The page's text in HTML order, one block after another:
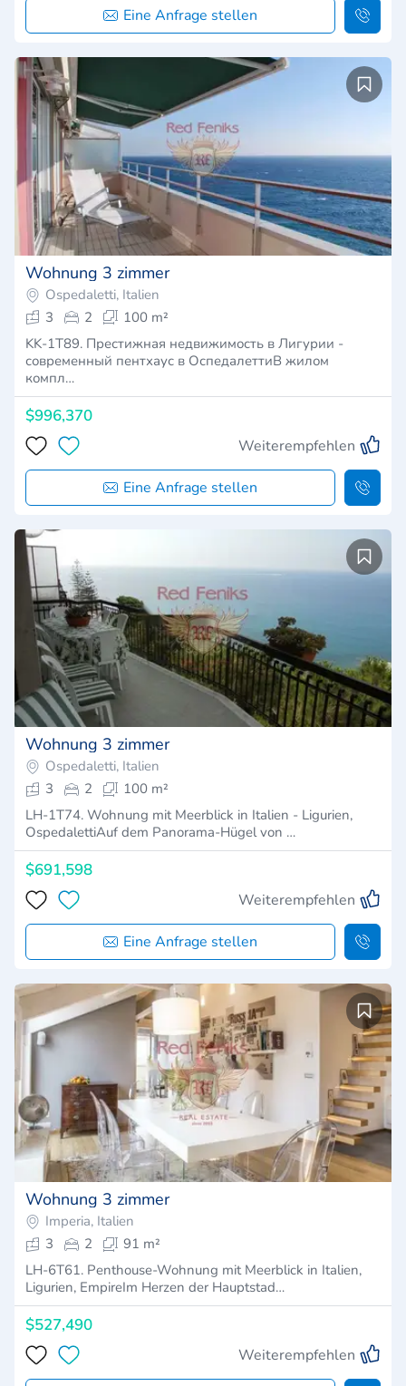
Eine Anfrage stellen
Wohnung 3 zimmer
Ospedaletti, Italien
3
2
100 m²
KK-1T89. Престижная недвижимость в Лигурии -
современный пентхаус в ОспедалеттиВ жилом
компл…
$996,370
Weiterempfehlen
Eine Anfrage stellen
Wohnung 3 zimmer
Ospedaletti, Italien
3
2
100 m²
LH-1T74. Wohnung mit Meerblick in Italien - Ligurien,
OspedalettiAuf dem Panorama-Hügel von …
$691,598
Weiterempfehlen
Eine Anfrage stellen
Wohnung 3 zimmer
Imperia, Italien
3
2
91 m²
LH-6T61. Penthouse-Wohnung mit Meerblick in Italien,
Ligurien, EmpireIm Herzen der Hauptstad…
$527,490
Weiterempfehlen